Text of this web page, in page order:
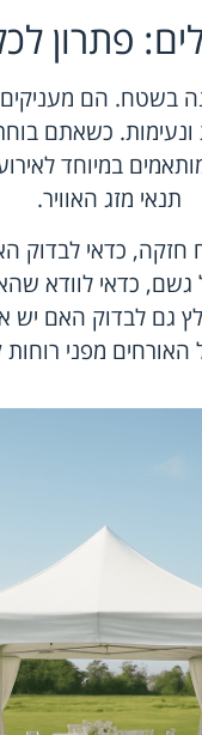
פתרון
בשטח. הם
ונעימות. כשאתם
במיוחד
תנאי מזג האוויר.
חזקה, כדאי
כדאי לוודא
גם לבדוק האם יש
האורחים מפני רוחות